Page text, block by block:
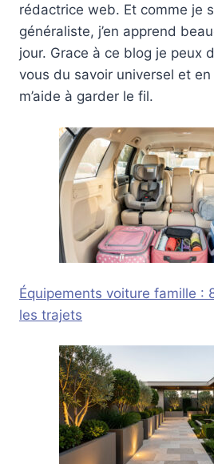
rédactrice web. Et comme je
généraliste, j’en apprend
jour. Grace à ce blog je peux
vous du savoir universel et
m’aide à garder le fil.
Équipements voiture famille :
les trajets